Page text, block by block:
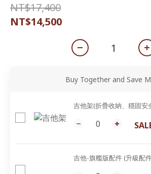
NT$17,400
NT$14,500
Buy Together and Save
吉他架(折疊收納、穩固安
吉他-旗艦版配件 (升級配